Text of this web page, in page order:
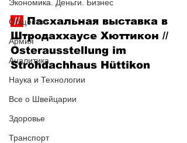
Экономика. Деньги. Бизнес
Общество
Армия
Аналитика
Наука и Технологии
Все о Швейцарии
Здоровье
Транспорт
// Пасхальная выставка в
Штродаххаусе Хюттикон //
Osterausstellung im
Strohdachhaus Hüttikon